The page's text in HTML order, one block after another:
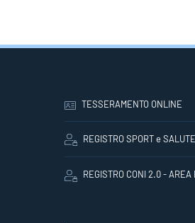
TESSERAMENTO ONLINE
REGISTRO SPORT e
REGISTRO CONI 2.0 - AREA